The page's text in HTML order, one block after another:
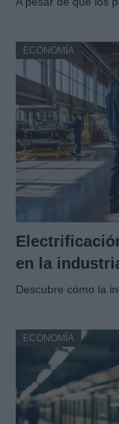
ECONOMÍA
en la
Descubre cómo la
ECONOMÍA